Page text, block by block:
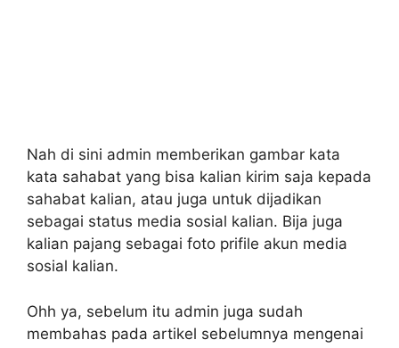
Nah di sini admin memberikan gambar kata
kata sahabat yang bisa kalian kirim saja kepada
sahabat kalian, atau juga untuk dijadikan
sebagai status media sosial kalian. Bija juga
kalian pajang sebagai foto prifile akun media
sosial kalian.
Ohh ya, sebelum itu admin juga sudah
membahas pada artikel sebelumnya mengenai